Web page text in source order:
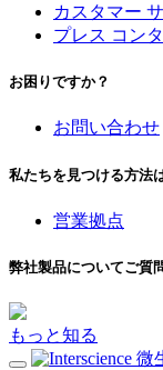
カスタマー
プレス コン
お困りですか？
お問い合わせ
私たちを見つける方法
営業拠点
弊社製品についてご質
もっと知る
微